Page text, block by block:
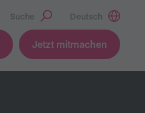
Suche Deutsch
Jetzt mitmachen